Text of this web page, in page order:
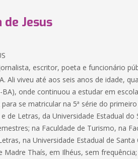
Jesus
escritor, poeta e funcionário
Ali viveu até aos seis anos de idade,
onde continuou a estudar em
se matricular na 5ª série do
de Letras, da Universidade Estadual do
na Faculdade de Turismo, na
na Universidade Estadual de Santa
Madre Thaís, em Ilhéus, sem